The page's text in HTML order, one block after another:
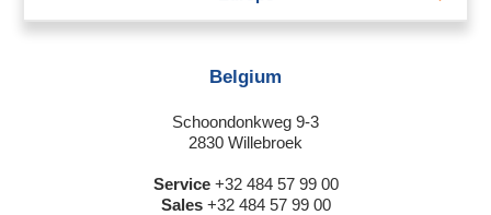
Belgium
Schoondonkweg 9-3
2830 Willebroek
Service +32 484 57 99 00
Sales +32 484 57 99 00